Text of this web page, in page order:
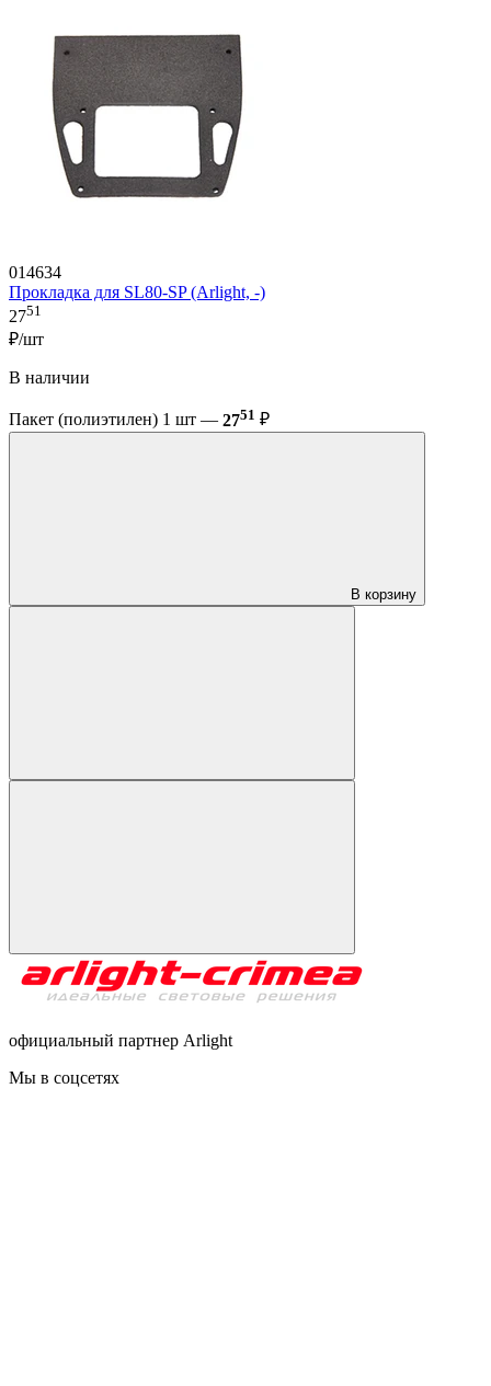
014634
Прокладка для SL80-SP (Arlight, -)
2751
₽/шт
В наличии
Пакет (полиэтилен) 1 шт — 2751 ₽
В корзину
официальный партнер Arlight
Мы в соцсетях